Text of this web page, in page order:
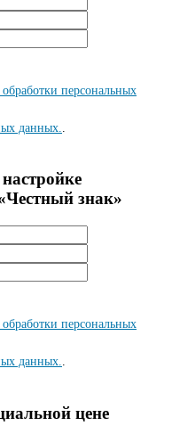
персональных
данных.
знак»
персональных
данных..
цене